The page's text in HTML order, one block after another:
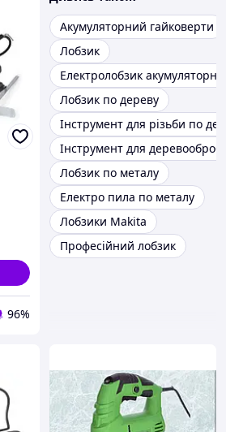
96%
Акумуляторний гайковерти
Лобзик
Електролобзик
Лобзик по дереву
Інструмент для різьби по
Інструмент для
Лобзик по металу
Електро пила по металу
Лобзики Makita
Професійний лобзик